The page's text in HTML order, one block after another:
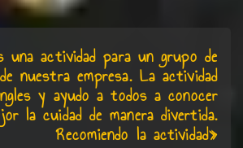
una actividad para un grupo de
nuestra empresa. La actividad
y ayudo a todos a conocer
la cuidad de manera divertida.
Recomiendo la actividad»